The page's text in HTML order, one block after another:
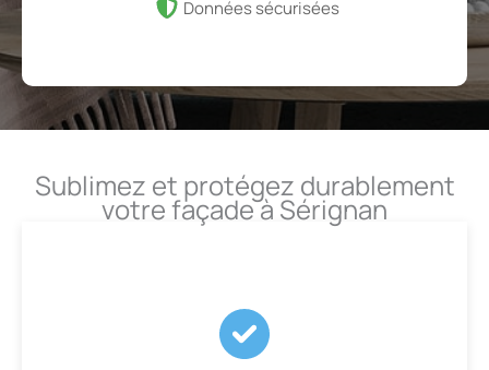
Données sécurisées
Sublimez et protégez durablement
votre façade à Sérignan